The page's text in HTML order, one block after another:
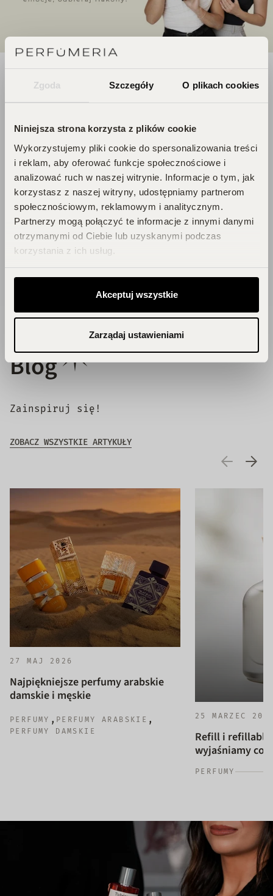
Zgoda Szczegóły O plikach cookies
Niniejsza strona korzysta z plików cookie
Wykorzystujemy pliki cookie do spersonalizowania treści
i reklam, aby oferować funkcje społecznościowe i
analizować ruch w naszej witrynie. Informacje o tym, jak
korzystasz z naszej witryny, udostępniamy partnerom
społecznościowym, reklamowym i analitycznym.
Partnerzy mogą połączyć te informacje z innymi danymi
otrzymanymi od Ciebie lub uzyskanymi podczas
korzystania z ich usług.
Akceptuj wszystkie
Zarządaj ustawieniami
DOŁĄCZ DO ŚWIATA
PERFUCLUB!
Każde zakupy to krok w stronę Twojego
wymarzonego flakonu. Czekają na
Ciebie zniżki i prezenty, których nie
chcesz przegapić!
Zbieraj punkty, odkrywaj emocje,
odbieraj flakony!
Blog
Zainspiruj się!
ZOBACZ WSZYSTKIE ARTYKUŁY
27 MAJ 2026
Najpiękniejsze perfumy arabskie
damskie i męskie
PERFUMY , PERFUMY ARABSKIE ,
PERFUMY DAMSKIE
25 MARZEC
Refill i refillable
wyjaśniamy co
PERFUMY